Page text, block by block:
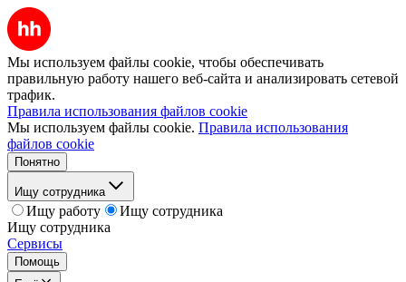
Мы используем файлы cookie, чтобы обеспечивать
правильную работу нашего веб-сайта и анализировать сетевой
трафик.
Правила использования файлов cookie
Мы используем файлы cookie. Правила использования
файлов cookie
Понятно
Ищу сотрудника
Ищу работу
Ищу сотрудника
Ищу сотрудника
Сервисы
Помощь